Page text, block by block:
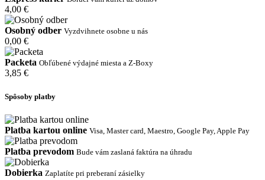
4,00 €
Osobný odber Vyzdvihnete osobne u nás
0,00 €
Packeta Obľúbené výdajné miesta a Z-Boxy
3,85 €
Spôsoby platby
Platba kartou online Visa, Master card, Maestro, Google Pay, Apple Pay
Platba prevodom Bude vám zaslaná faktúra na úhradu
Dobierka Zaplatíte pri preberaní zásielky